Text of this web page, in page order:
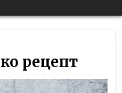
рецепт